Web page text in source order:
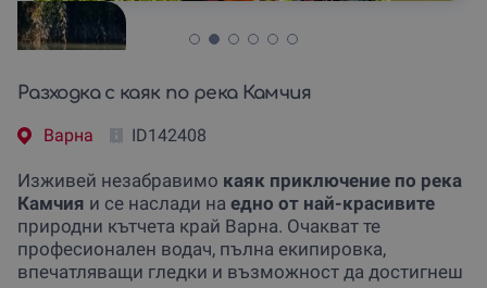
Разходка с каяк по река Камчия
Варна ID142408
Изживей незабравимо каяк приключение по река
Камчия и се наслади на едно от най-красивите
природни кътчета край Варна. Очакват те
професионален водач, пълна екипировка,
впечатляващи гледки и възможност да достигнеш